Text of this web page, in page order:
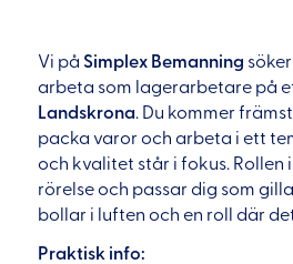
Vi på Simplex Bemanning
arbeta som lagerarbetare på
Landskrona. Du kommer
packa varor och arbeta i ett
och kvalitet står i fokus. Rollen
rörelse och passar dig som
bollar i luften och en roll där
Praktisk info: